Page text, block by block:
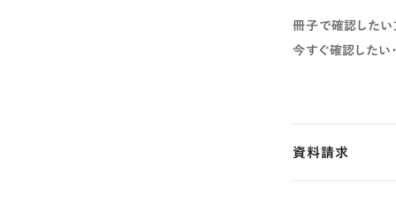
冊子で確認したい
今すぐ確認したい
資料請求